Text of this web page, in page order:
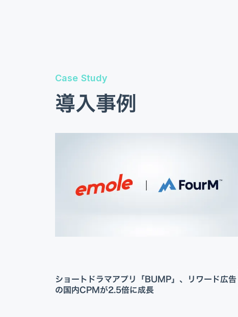
Case Study
導入事例
ショートドラマアプリ「BUMP」、リワード広告
の国内CPMが2.5倍に成長